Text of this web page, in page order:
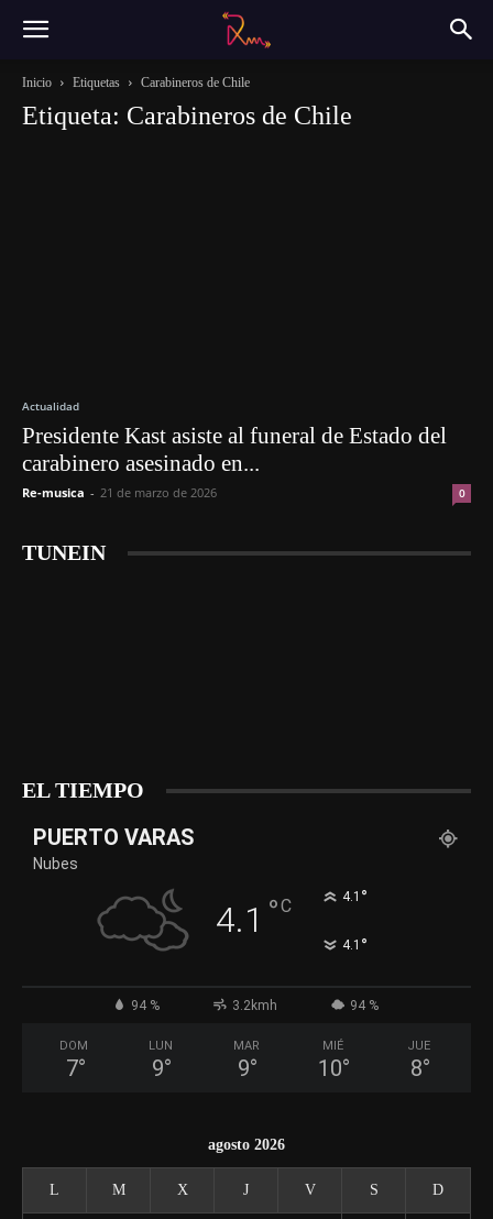
Inicio Etiquetas Carabineros de Chile
Etiqueta: Carabineros de Chile
Actualidad
Presidente Kast asiste al funeral de Estado del
carabinero asesinado en...
Re-musica - 21 de marzo de 2026 0
TUNEIN
EL TIEMPO
PUERTO VARAS
Nubes
4.1 °C 4.1 °
4.1 °
94 % 3.2kmh 94 %
DOM
7°
LUN
9°
MAR
9°
MIÉ
10°
JUE
8°
agosto 2026
L M X J V S D